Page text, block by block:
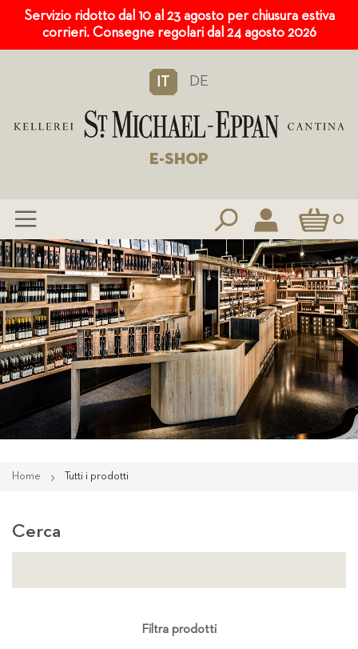
Servizio ridotto dal 10 al 23 agosto per chiusura estiva
corrieri. Consegne regolari dal 24 agosto 2026
IT DE
E-SHOP
Carrello0
Salta
al
contenuto
Home Tutti i prodotti
Cerca
Filtra prodotti